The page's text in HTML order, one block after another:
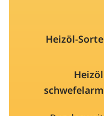
Heizöl-Sorte
Heizöl
schwefelarm